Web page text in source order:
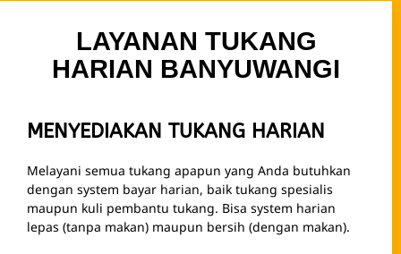
LAYANAN TUKANG
HARIAN BANYUWANGI
MENYEDIAKAN TUKANG HARIAN
Melayani semua tukang apapun yang Anda butuhkan
dengan system bayar harian, baik tukang spesialis
maupun kuli pembantu tukang. Bisa system harian
lepas (tanpa makan) maupun bersih (dengan makan).